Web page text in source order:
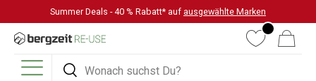
DIREKT ZUM INHALT
Summer Deals - 40 % Rabatt* auf ausgewählte Marken
Suchen
Suchen
WunschlisteWarenkorb